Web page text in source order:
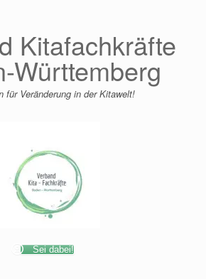
Kitafachkräfte
Württemberg
für Veränderung in der Kitawelt!
Sei dabei!